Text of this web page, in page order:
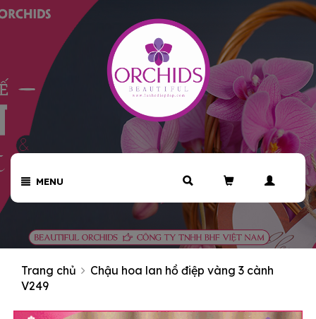
MENU
Trang chủ
Chậu hoa lan hồ điệp vàng 3 cành
V249